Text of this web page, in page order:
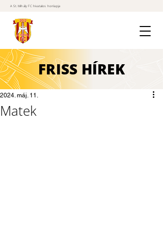
A St. Mihály FC hivatalos honlapja
FRISS HÍREK
Matek
2024. máj. 11.